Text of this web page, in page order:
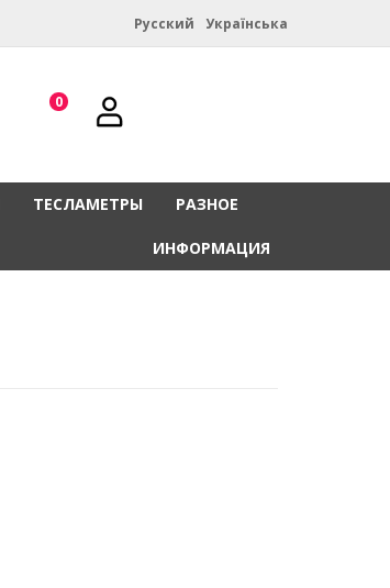
Русский Українська
0
ТЕСЛАМЕТРЫ РАЗНОЕ
ИНФОРМАЦИЯ